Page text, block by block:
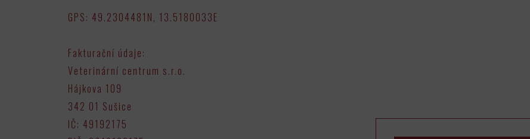
GPS: 49.2304481N, 13.5180033E
Fakturační údaje:
Veterinární centrum s.r.o.
Hájkova 109
342 01 Sušice
IČ: 49192175